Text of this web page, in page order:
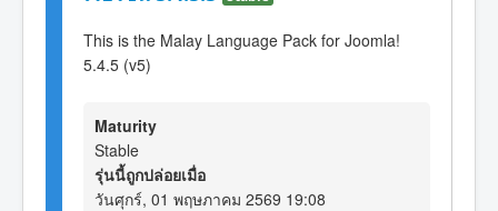
This is the Malay Language Pack for Joomla!
5.4.5 (v5)
Maturity
Stable
รุ่นนี้ถูกปล่อยเมื่อ
วันศุกร์, 01 พฤษภาคม 2569 19:08